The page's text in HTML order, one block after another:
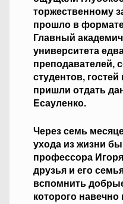
торжественному
прошло в
Главный
университета
преподавателей,
студентов,
пришли отдать
Есауленко.
Через семь
ухода из жизни
профессора
друзья и его
вспомнить
которого